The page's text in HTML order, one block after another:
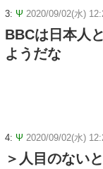
3: Ψ 2020/09/02(水)
BBCは日本人
ようだな
4: Ψ 2020/09/02(水)
＞人目のない